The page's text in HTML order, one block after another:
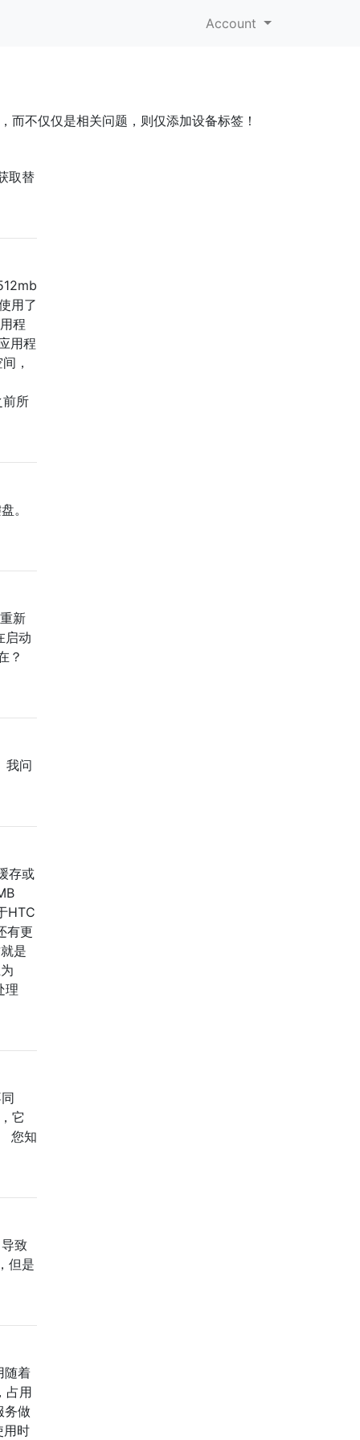
Account
不仅仅是相关问题，则仅添加设备标签！
取替
用了
程
用程
，
前所
。
新
启动
？
我问
存或
HTC
有更
是
理
它
您知
致
但是
随着
占用
务做
用时